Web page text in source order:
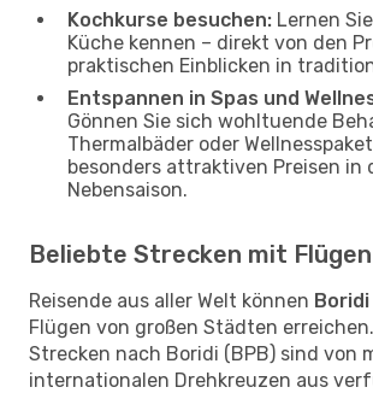
Kochkurse besuchen: Lernen
Küche kennen – direkt von den
praktischen Einblicken in
Entspannen in Spas und
Gönnen Sie sich wohltuende
Thermalbäder oder
besonders attraktiven Preisen in
Nebensaison.
Beliebte Strecken mit
Reisende aus aller Welt können Boridi
Flügen von großen Städten
Strecken nach Boridi (BPB) sind von
internationalen Drehkreuzen aus